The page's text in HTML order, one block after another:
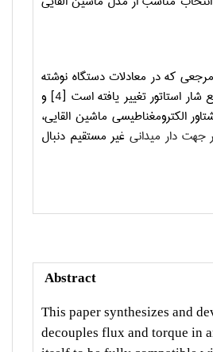
که در معادلات دستگاه نوشته
استاتور تغییر یافته است [4] و
الکترومغناطیسی ماشین القایی،
جهت دار میدانیغیر مستقیم دنبال
Abstract
This paper synthesizes and
decouples flux and torque in